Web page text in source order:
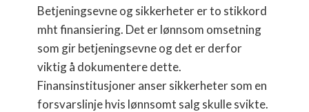
Betjeningsevne og sikkerheter er to stikkord
mht finansiering. Det er lønnsom omsetning
som gir betjeningsevne og det er derfor
viktig å dokumentere dette.
Finansinstitusjoner anser sikkerheter som en
forsvarslinje hvis lønnsomt salg skulle svikte.